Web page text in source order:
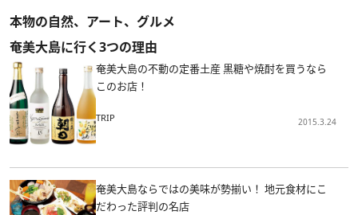
本物の自然、アート、グルメ
奄美大島に行く3つの理由
奄美大島の不動の定番土産 黒糖や焼酎を買うなら
このお店！
TRIP 2015.3.24
奄美大島ならではの美味が勢揃い！ 地元食材にこ
だわった評判の名店